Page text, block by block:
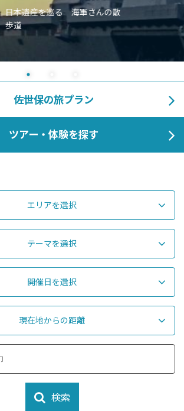
日本遺産を巡る 海軍さんの散
歩道
佐世保の旅プラン
ツアー・体験を探す
エリアを選択
テーマを選択
開催日を選択
現在地からの距離
検索